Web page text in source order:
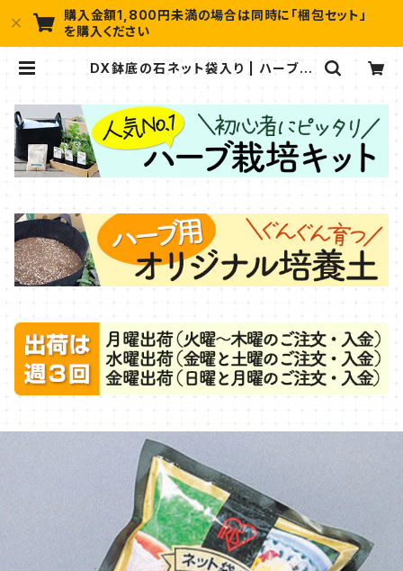
購入金額1,800円未満の場合は同時に「梱包セット」
を購入ください
DX鉢底の石ネット袋入り | ハーブ苗